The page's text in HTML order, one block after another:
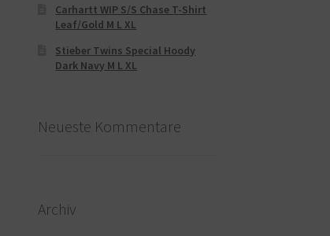
Carhartt WIP S/S Chase T-Shirt
Leaf/Gold M L XL
Stieber Twins Special Hoody
Dark Navy M L XL
Neueste Kommentare
Archiv